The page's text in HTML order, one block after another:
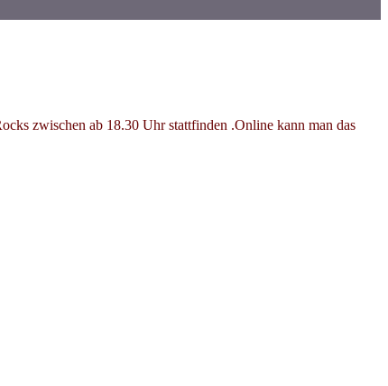
zwischen ab 18.30 Uhr stattfinden .Online kann man das